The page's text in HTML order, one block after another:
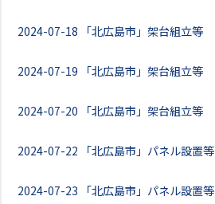
2024-07-18 「北広島市」架台組立等
2024-07-19 「北広島市」架台組立等
2024-07-20 「北広島市」架台組立等
2024-07-22 「北広島市」パネル設置等
2024-07-23 「北広島市」パネル設置等